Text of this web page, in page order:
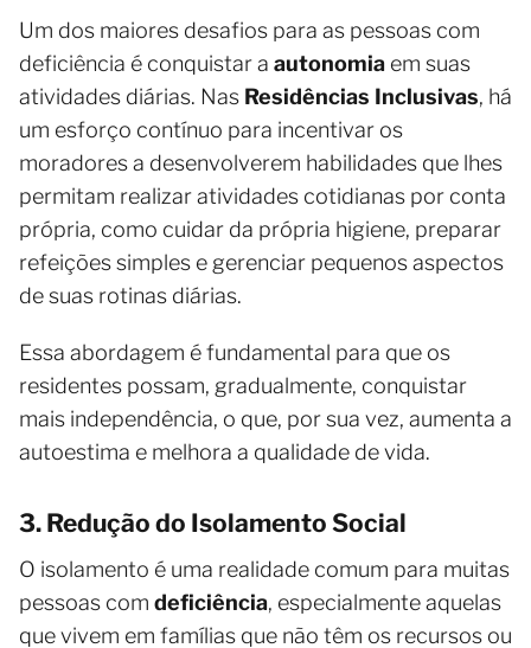
Um dos maiores desafios para as pessoas com
deficiência é conquistar a autonomia em suas
atividades diárias. Nas Residências Inclusivas, há
um esforço contínuo para incentivar os
moradores a desenvolverem habilidades que lhes
permitam realizar atividades cotidianas por conta
própria, como cuidar da própria higiene, preparar
refeições simples e gerenciar pequenos aspectos
de suas rotinas diárias.
Essa abordagem é fundamental para que os
residentes possam, gradualmente, conquistar
mais independência, o que, por sua vez, aumenta a
autoestima e melhora a qualidade de vida.
3. Redução do Isolamento Social
O isolamento é uma realidade comum para muitas
pessoas com deficiência, especialmente aquelas
que vivem em famílias que não têm os recursos ou